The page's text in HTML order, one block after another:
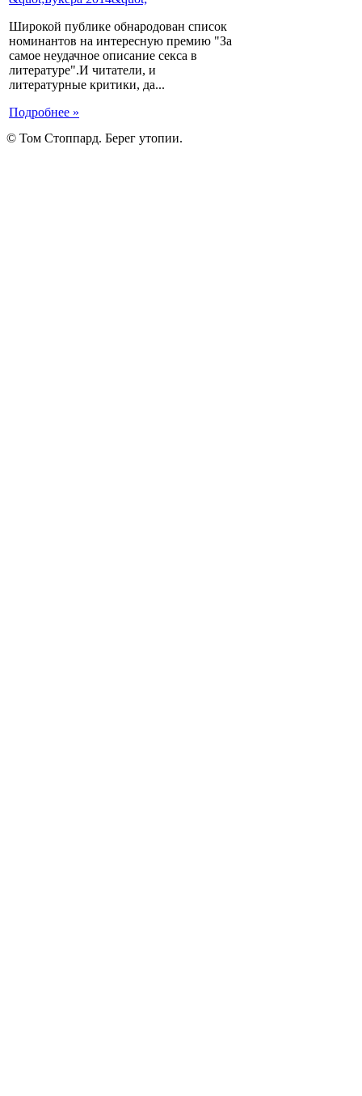
Широкой публике обнародован список
номинантов на интересную премию "За
самое неудачное описание секса в
литературе".И читатели, и
литературные критики, да...
Подробнее »
© Том Стоппард. Берег утопии.